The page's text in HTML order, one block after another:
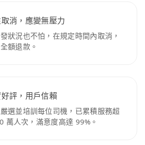
消，應變無壓力
狀況也不怕，在規定時間內取消，
額退款。
評，用戶信賴
選並培訓每位司機，已累積服務超
萬人次，滿意度高達 99%。